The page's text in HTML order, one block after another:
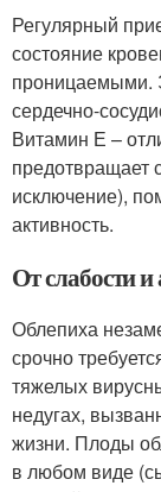
Регулярный
состояние
проницаемыми.
сердечно-
Витамин Е –
предотвращает
исключение),
активность.
От слабости
Облепиха
срочно
тяжелых
недугах,
жизни. Плоды
в любом виде